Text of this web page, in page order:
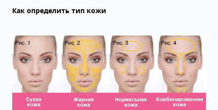
Как определить тип кожи